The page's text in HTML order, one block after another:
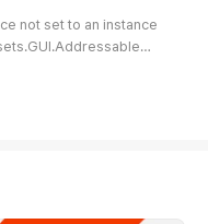
not set to an instance
GUI/AddressableAsse